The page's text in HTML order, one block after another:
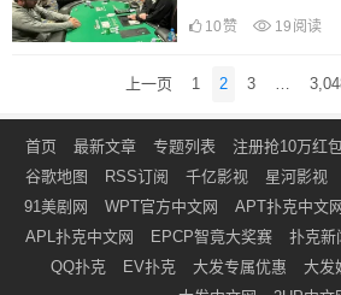
10 赞 19 阅读
上一页 1 2 3 …
首页 最新文章 专题列表 注册抢10万红
谷歌地图
RSS订阅 千亿影视 星河影视
91美剧网
WPT官方中文网 APT扑克中文网
APL扑克中文网
EPCP智竟大奖赛 扑克新
QQ扑克
EV扑克 大发专属优惠 大发